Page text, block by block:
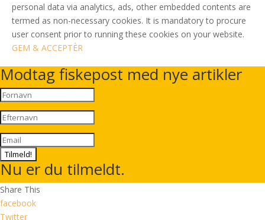
personal data via analytics, ads, other embedded contents are
termed as non-necessary cookies. It is mandatory to procure
user consent prior to running these cookies on your website.
GEM & ACCEPTÈR
Modtag fiskepost med nye artikler
Tilmeld!
Nu er du tilmeldt.
Share This
facebook
Twitter